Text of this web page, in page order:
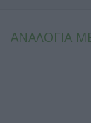
ΑΝΑΛΟΓΙΑ